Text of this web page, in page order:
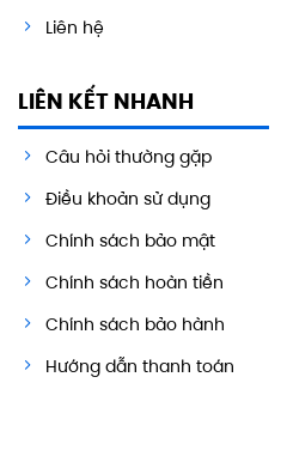
Liên hệ
LIÊN KẾT NHANH
Câu hỏi thường gặp
Điều khoản sử dụng
Chính sách bảo mật
Chính sách hoàn tiền
Chính sách bảo hành
Hướng dẫn thanh toán